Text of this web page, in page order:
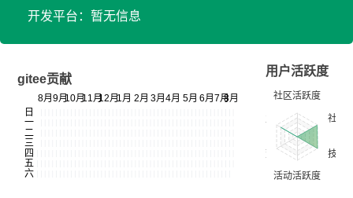
开发平台：暂无信息
gitee贡献
用户活跃度